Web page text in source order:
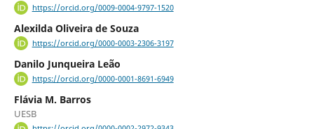
https://orcid.org/0009-0004-9797-1520
Alexilda Oliveira de Souza
https://orcid.org/0000-0003-2306-3197
Danilo Junqueira Leão
https://orcid.org/0000-0001-8691-6949
Flávia M. Barros
UESB